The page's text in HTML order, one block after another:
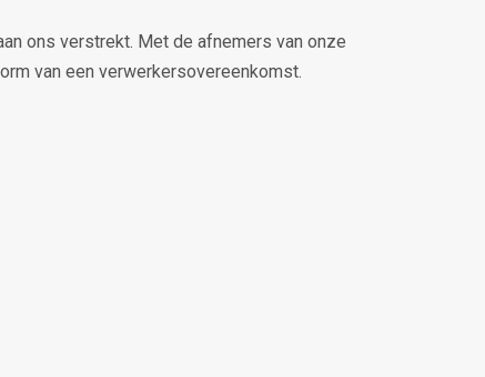
ons verstrekt. Met de afnemers van onze
van een verwerkersovereenkomst.